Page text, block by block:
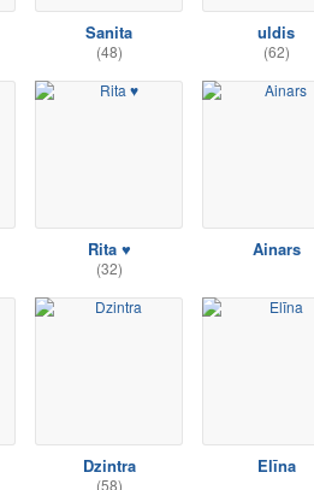
Sanita
(48)
uldis
(62)
Rita ♥
(32)
Ainars
Dzintra
(58)
Elīna